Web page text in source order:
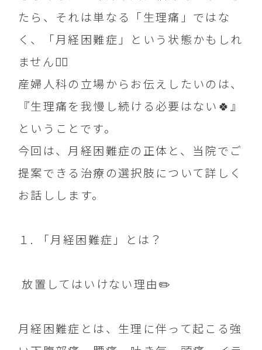
たら、それは単なる「生理痛」ではな
く、「月経困難症」という状態かもしれ
ません☝🏻
産婦人科の立場からお伝えしたいのは、
『生理痛を我慢し続ける必要はない🍀』
ということです。
今回は、月経困難症の正体と、当院でご
提案できる治療の選択肢について詳しく
お話しします。
１. 「月経困難症」とは？
放置してはいけない理由✏️
月経困難症とは、生理に伴って起こる強